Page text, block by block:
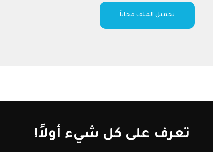
تحميل الملف مجاناً
تعرف على كل شيء أولاً!